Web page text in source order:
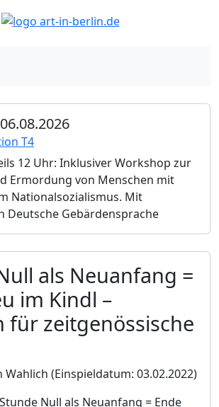
T4
12 Uhr: Inklusiver Workshop zur
Ermordung von Menschen mit
Nationalsozialismus. Mit
Deutsche Gebärdensprache
als Neuanfang =
im Kindl –
für zeitgenössische
Wahlich (Einspieldatum: 03.02.2022)